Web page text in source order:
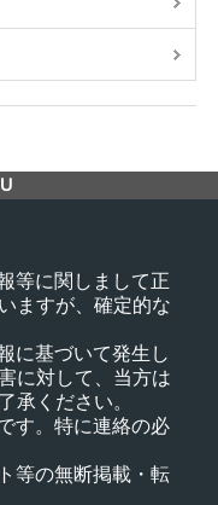
等に関しまして正
ますが、確定的な
に基づいて発生し
に対して、当方は
承ください。
す。特に連絡の必
等の無断掲載・転